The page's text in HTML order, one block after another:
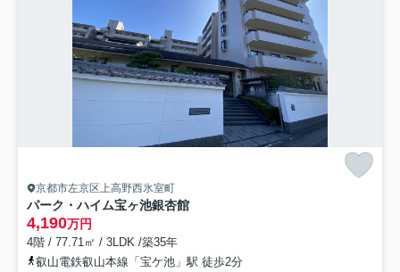
京都市左京区上高野西氷室町
パーク・ハイム宝ヶ池銀杏館
4,190万円
4階 / 77.71㎡ / 3LDK /築35年
叡山電鉄叡山本線「宝ケ池」駅 徒歩2分